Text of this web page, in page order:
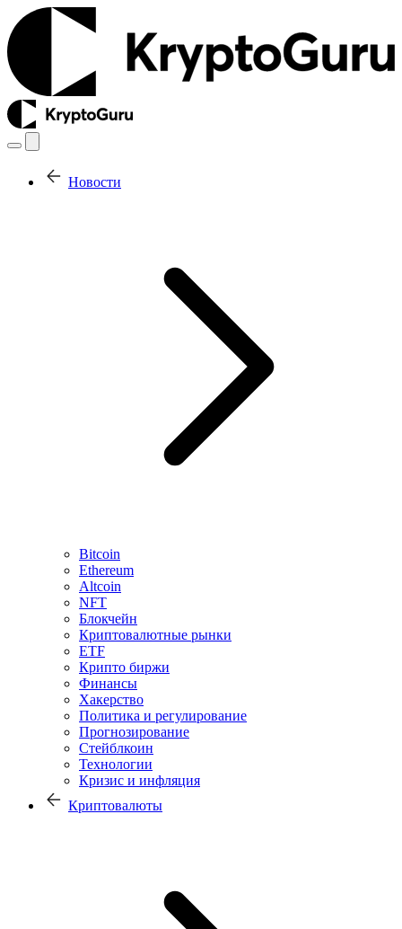
Новости
Bitcoin
Ethereum
Altcoin
NFT
Блокчейн
Криптовалютные рынки
ETF
Крипто биржи
Финансы
Хакерство
Политика и регулирование
Прогнозирование
Стейблкоин
Технологии
Кризис и инфляция
Криптовалюты